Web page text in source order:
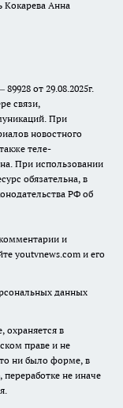
Кокарева Анна
от 29.08.2025г.
связи,
При
новостного
теле-
При использовании
обязательна, в
РФ об
и
youtvnews.com и его
данных
охраняется в
праве и не
ни было форме, в
не иначе